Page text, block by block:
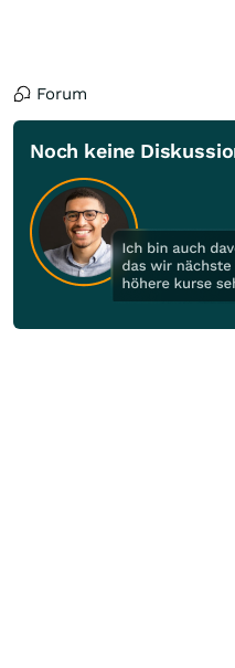
Forum
Noch keine